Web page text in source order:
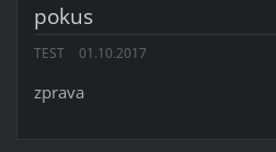
pokus
TEST 01.10.2017
zprava